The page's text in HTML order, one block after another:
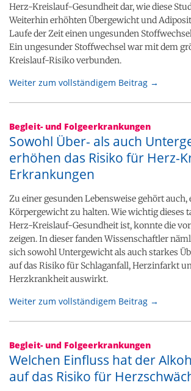
Herz-Kreislauf-Gesundheit dar, wie diese
Weiterhin erhöhten Übergewicht und
Laufe der Zeit einen ungesunden
Ein ungesunder Stoffwechsel war mit dem
Kreislauf-Risiko verbunden.
Weiter zum vollständigem Beitrag →
Begleit- und Folgeerkrankungen
Sowohl Über- als auch
erhöhen das Risiko für Herz-
Erkrankungen
Zu einer gesunden Lebensweise gehört auch,
Körpergewicht zu halten. Wie wichtig dieses
Herz-Kreislauf-Gesundheit ist, konnte die
zeigen. In dieser fanden Wissenschaftler
sich sowohl Untergewicht als auch starkes
auf das Risiko für Schlaganfall, Herzinfarkt
Herzkrankheit auswirkt.
Weiter zum vollständigem Beitrag →
Begleit- und Folgeerkrankungen
Welchen Einfluss hat der
auf das Risiko für